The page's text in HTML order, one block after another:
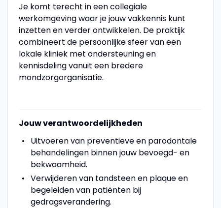
Je komt terecht in een collegiale
werkomgeving waar je jouw vakkennis kunt
inzetten en verder ontwikkelen. De praktijk
combineert de persoonlijke sfeer van een
lokale kliniek met ondersteuning en
kennisdeling vanuit een bredere
mondzorgorganisatie.
Jouw verantwoordelijkheden
Uitvoeren van preventieve en parodontale
behandelingen binnen jouw bevoegd- en
bekwaamheid.
Verwijderen van tandsteen en plaque en
begeleiden van patiënten bij
gedragsverandering.